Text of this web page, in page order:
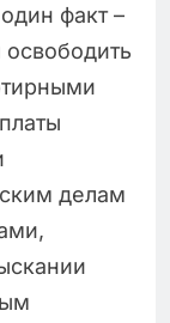
факт –
делам